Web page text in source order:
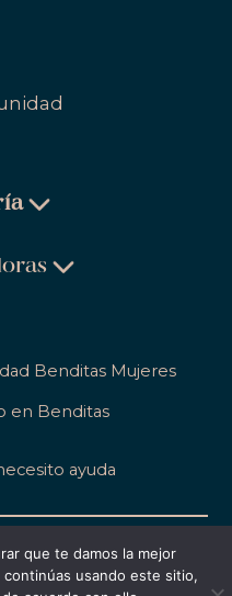
Benditas Mujeres
en Benditas
ayuda
. Todos los derechos
que te damos la mejor
usando este sitio,